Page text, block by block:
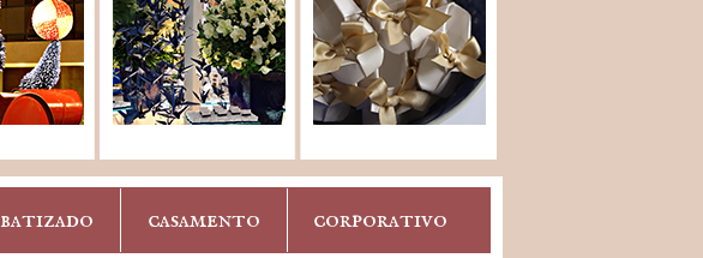
batizado casamento corporativo